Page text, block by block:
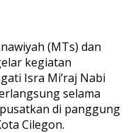
(MTs) dan
kegiatan
Isra Mi’raj Nabi
selama
di panggung
Cilegon.